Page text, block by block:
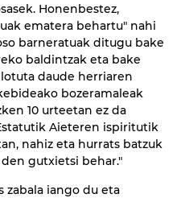
Honenbestez,
ematera behartu" nahi
barneratuak ditugu bake
baldintzak eta bake
daude herriaren
bozeramaleak
10 urteetan ez da
Aieteren ispiritutik
nahiz eta hurrats batzuk
gutxietsi behar."
zabala iango du eta